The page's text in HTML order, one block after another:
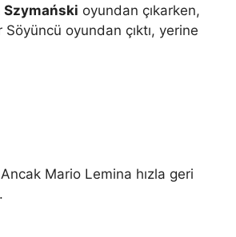
Szymański oyundan çıkarken,
oyundan çıktı, yerine
Mario Lemina hızla geri